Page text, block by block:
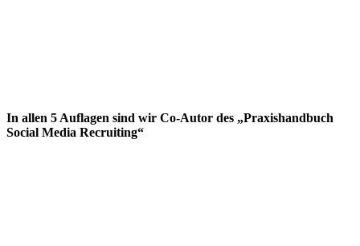
In allen 5 Auflagen sind wir Co-Autor des „Praxishandbuch
Social Media Recruiting“